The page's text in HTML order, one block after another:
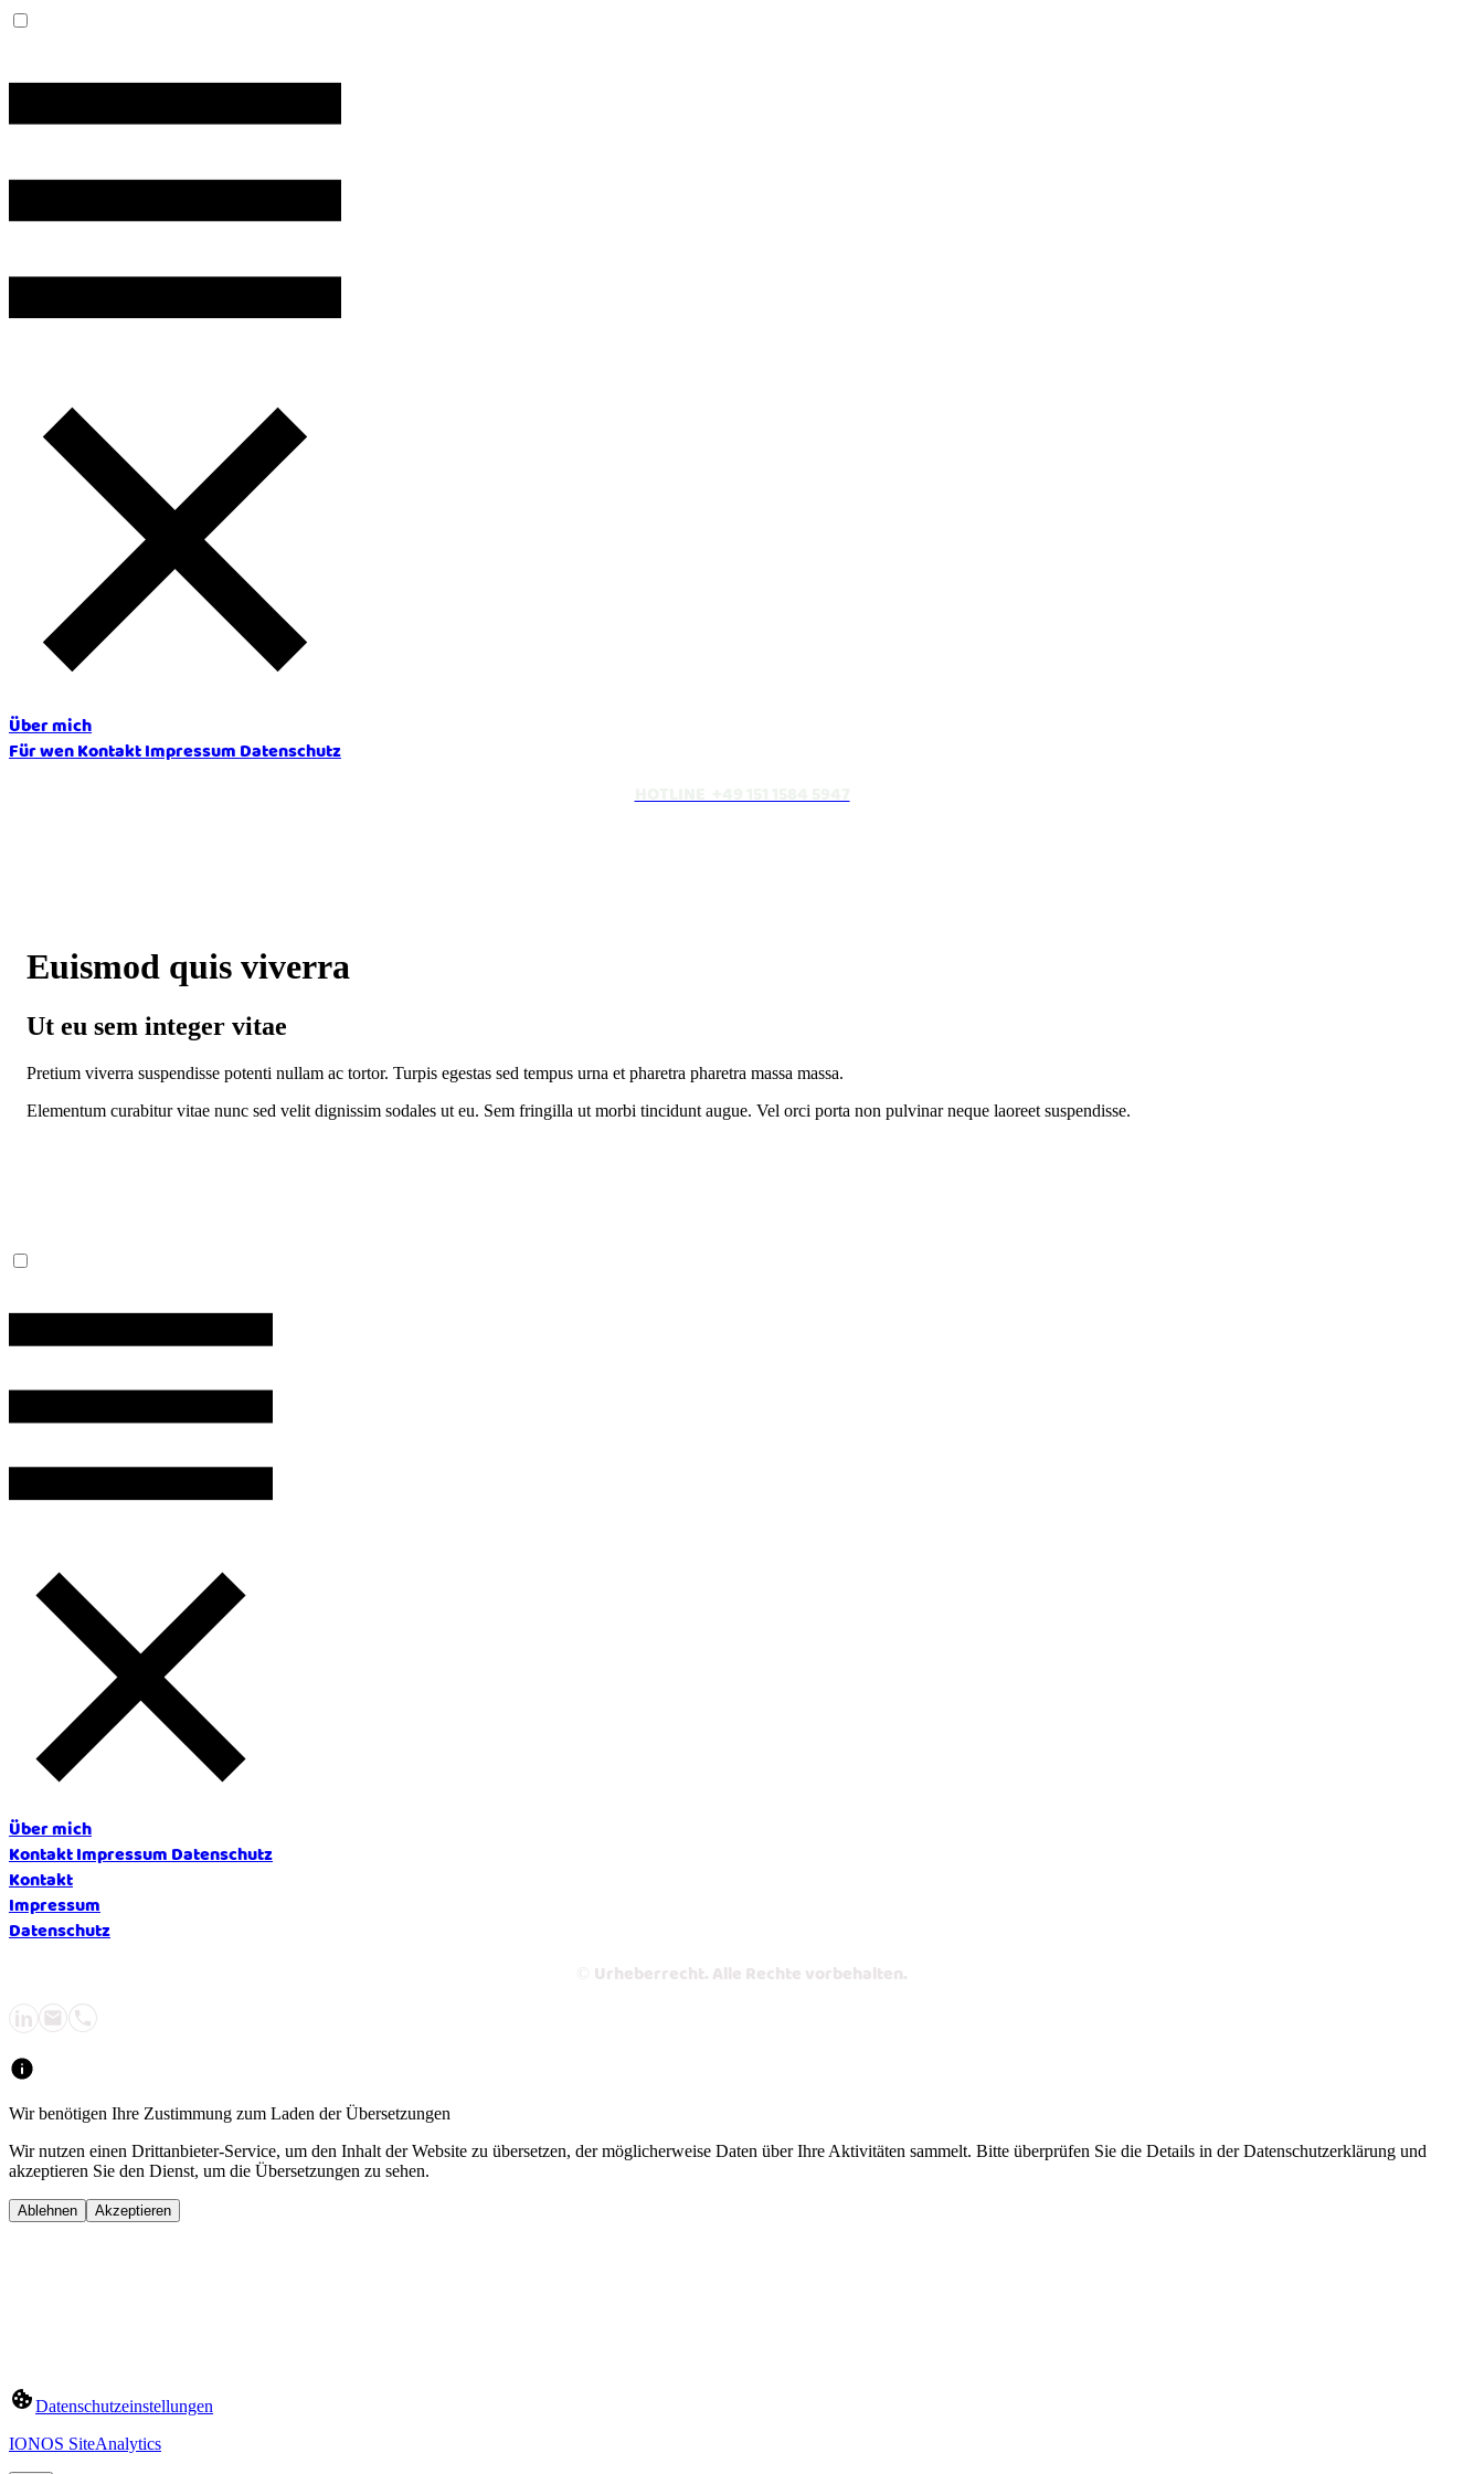
Über mich
Für wenKontaktImpressum Datenschutz
Euismod quis viverra
Ut eu sem integer vitae
Pretium viverra suspendisse potenti nullam ac tortor. Turpis egestas sed tempus urna et pharetra pharetra massa massa.
Elementum curabitur vitae nunc sed velit dignissim sodales ut eu. Sem fringilla ut morbi tincidunt augue. Vel orci porta non pulvinar neque laoreet suspendisse.
Über mich
KontaktImpressum Datenschutz
Kontakt
Impressum
Datenschutz
© Urheberrecht. Alle Rechte vorbehalten.
Wir benötigen Ihre Zustimmung zum Laden der Übersetzungen
Wir nutzen einen Drittanbieter-Service, um den Inhalt der Website zu übersetzen, der möglicherweise Daten über Ihre Aktivitäten sammelt. Bitte überprüfen Sie die Details in der Datenschutzerklärung und
akzeptieren Sie den Dienst, um die Übersetzungen zu sehen.
Ablehnen Akzeptieren
Datenschutzeinstellungen
IONOS SiteAnalytics